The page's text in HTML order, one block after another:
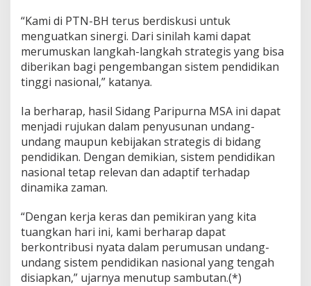
“Kami di PTN-BH terus berdiskusi untuk
menguatkan sinergi. Dari sinilah kami dapat
merumuskan langkah-langkah strategis yang bisa
diberikan bagi pengembangan sistem pendidikan
tinggi nasional,” katanya.
Ia berharap, hasil Sidang Paripurna MSA ini dapat
menjadi rujukan dalam penyusunan undang-
undang maupun kebijakan strategis di bidang
pendidikan. Dengan demikian, sistem pendidikan
nasional tetap relevan dan adaptif terhadap
dinamika zaman.
“Dengan kerja keras dan pemikiran yang kita
tuangkan hari ini, kami berharap dapat
berkontribusi nyata dalam perumusan undang-
undang sistem pendidikan nasional yang tengah
disiapkan,” ujarnya menutup sambutan.(*)